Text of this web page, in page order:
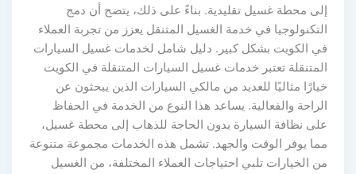
إلى محطة غسيل تقليدية. بناءً على ذلك، يتضح أن دمج
التكنولوجيا في خدمة الغسيل المتنقل يعزز من تجربة العملاء
في الكويت بشكل كبير. دليل شامل لخدمات غسيل السيارات
المتنقلة تعتبر خدمات غسيل السيارات المتنقلة في الكويت
خيارًا مثاليًا للعديد من مالكي السيارات الذين يبحثون عن
الراحة والفعالية. يساعد هذا النوع من الخدمة في الحفاظ
على نظافة السيارة بدون الحاجة للذهاب إلى محطة غسيل،
مما يوفر الوقت والجهد. تشمل هذه الخدمات مجموعة متنوعة
من الخيارات تلبي احتياجات العملاء المختلفة، من الغسيل